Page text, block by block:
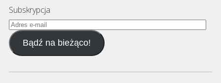
Subskrypcja
Adres
e-
mailBądź na bieżąco!